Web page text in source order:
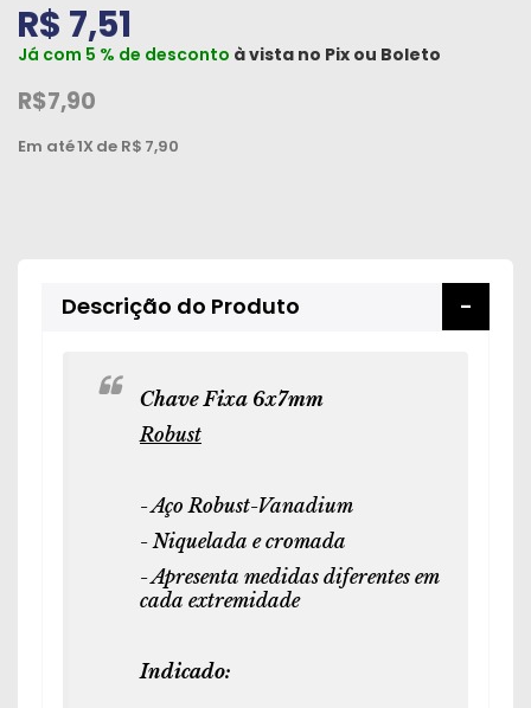
Químicos
Peças
e
Acessórios
R$ 7,51
Já com 5 % de desconto à vista no Pix ou Boleto
R$7,90
Em até1X de R$ 7,90
Descrição do Produto
Chave Fixa 6x7mm
Robust
- Aço Robust-Vanadium
- Niquelada e cromada
- Apresenta medidas diferentes em
cada extremidade
Indicado: